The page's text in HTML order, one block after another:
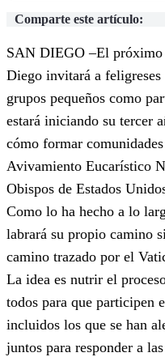
Comparte este artículo:
SAN DIEGO –El próximo
Diego invitará a
grupos pequeños como
estará iniciando su tercer
cómo formar
Avivamiento Eucarístico
Obispos de Estados
Como lo ha hecho a lo
labrará su propio camino
camino trazado por el
La idea es nutrir el
todos para que participen
incluidos los que se han
juntos para responder a